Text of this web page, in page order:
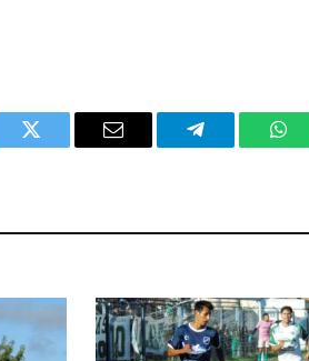
Twitter Email Telegram